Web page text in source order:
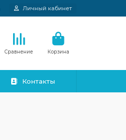
Личный кабинет
Сравнение Корзина
Контакты